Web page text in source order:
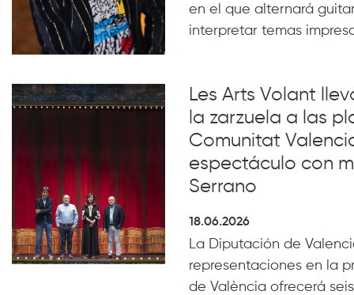
en el que alternará
interpretar temas
Les Arts Volant
la zarzuela a las
Comunitat
espectáculo con
Serrano
18.06.2026
La Diputación de
representaciones en la
de València ofrecerá